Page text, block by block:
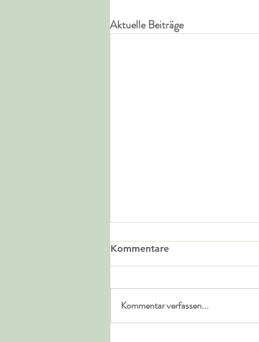
Aktuelle Beiträge
Kommentare
Kommentar verfassen...